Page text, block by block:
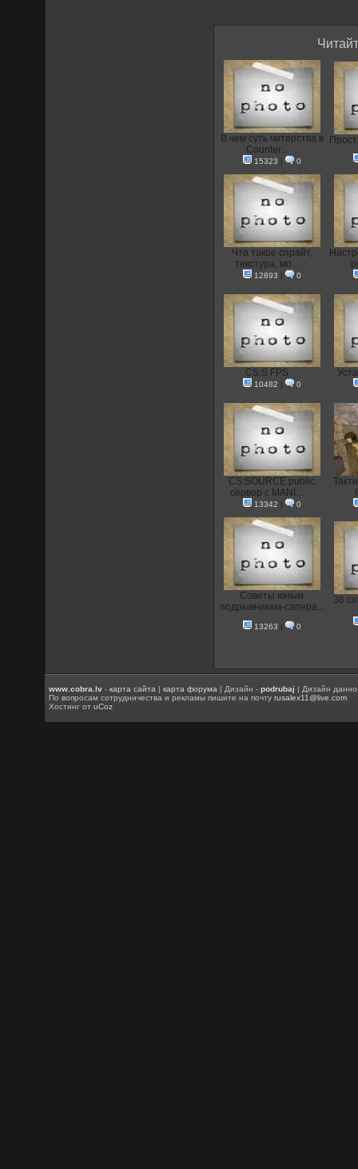
В чем суть читерства в
Counter...
15323 | 0
Что такое спрайт,
текстура, мо...
12893 | 0
CS:S FPS
10482 | 0
CS:SOURCE public
сервер с MANI...
13342 | 0
Советы юным
подрывникам-сапера...
13263 | 0
36
www.cobra.lv -карта сайта |карта форума | Дизайн -podrubaj | Дизайн
По вопросам сотрудничества и рекламы пишите на почтуrusalex11@live.com
Хостинг отuCoz